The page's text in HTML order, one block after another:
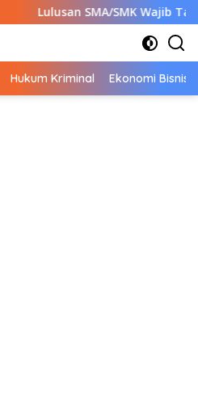
Lulusan SMA/SMK Wajib Tahu! Ini
Hukum Kriminal Ekonomi Bisnis